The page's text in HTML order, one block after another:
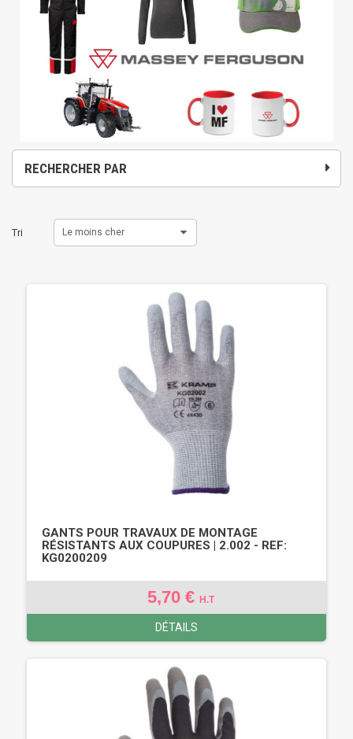
RECHERCHER PAR
Tri Le moins cher
GANTS POUR TRAVAUX DE MONTAGE
RÉSISTANTS AUX COUPURES | 2.002 - REF:
KG0200209
5,70 € H.T
DÉTAILS